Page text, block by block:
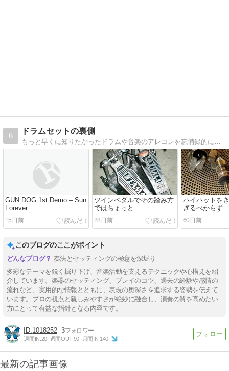
6
ドラムセットの裏側
もっと早くに知りたかったドラムや音楽のアレコレを忘備録的に綴る...はず
GUN DOG 1st Demo – Sun
Forever
15日前
ツインペダルでその踏み方
ではちょっと…
28日前
ハイハットを
ぎるべからず
60日前
このブログのここがポイント
奏法とセッティングの極意を深堀り
多彩なテーマを鋭く掘り下げ、音楽活動を支えるテクニックや心構えを紹
介しています。楽器のセッティング、プレイのコツ、過去の経験や感情の
流れなど、実用的な情報とともに、表現の奥深さを追求する姿勢を伝えて
います。プロの視点と親しみやすさが絶妙に融合し、演奏の質を高めたい
方にとって有益な指針となる内容です。
1018252 3
週間IN:20 週間OUT:90 月間IN:140
最新の記事画像